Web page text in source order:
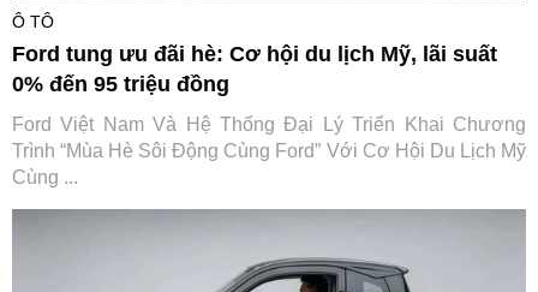
Ô TÔ
Ford tung ưu đãi hè: Cơ hội du lịch Mỹ, lãi suất
0% đến 95 triệu đồng
Ford Việt Nam Và Hệ Thống Đại Lý Triển Khai Chương
Trình “Mùa Hè Sôi Động Cùng Ford” Với Cơ Hội Du Lịch Mỹ
Cùng ...